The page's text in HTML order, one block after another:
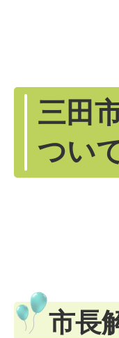
三田
つい
市長